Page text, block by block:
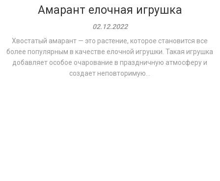
Амарант елочная игрушка
02.12.2022
Хвостатый амарант — это растение, которое становится все
более популярным в качестве елочной игрушки. Такая игрушка
добавляет особое очарование в праздничную атмосферу и
создает неповторимую...